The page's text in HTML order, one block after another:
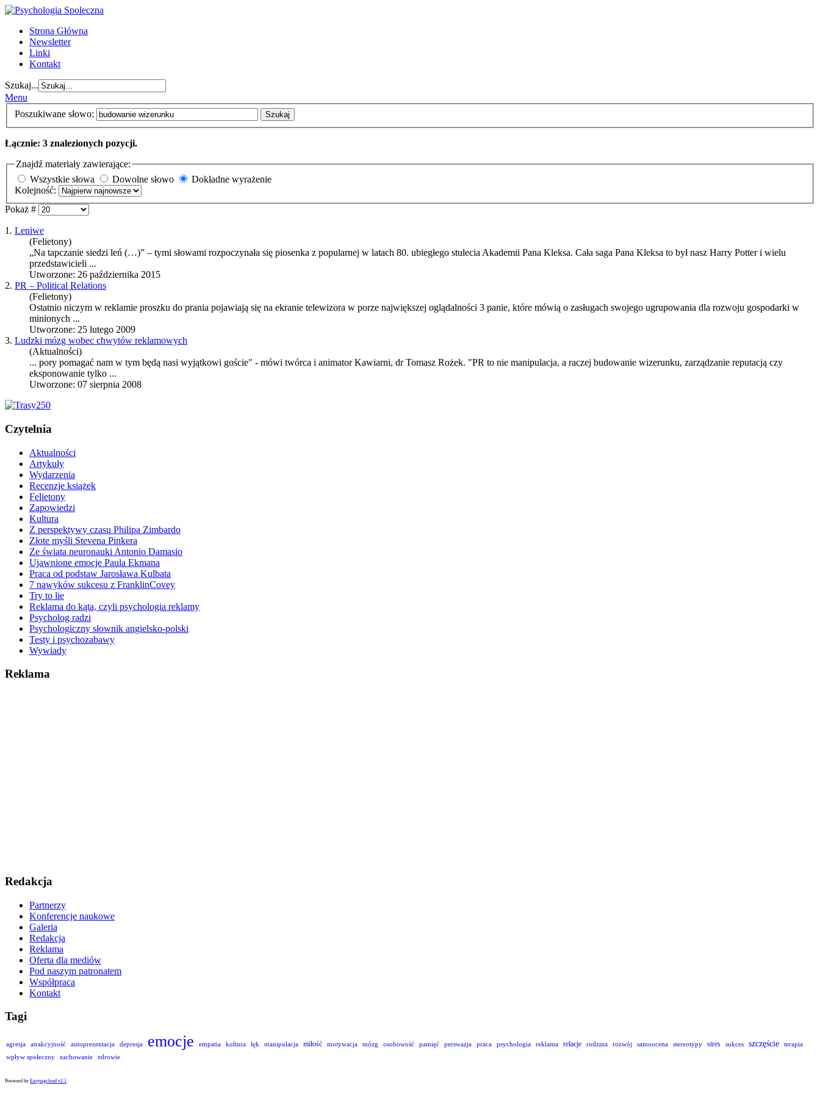
Strona Główna
Newsletter
Linki
Kontakt
Szukaj...
Menu
Poszukiwane słowo:
Szukaj
Łącznie: 3 znalezionych pozycji.
Znajdź materiały zawierające:
Wszystkie słowa
Dowolne słowo
Dokładne wyrażenie
Kolejność:
Pokaż #
1. Leniwe
(Felietony)
„Na tapczanie siedzi leń (…)” – tymi słowami rozpoczynała się piosenka z popularnej w latach 80. ubiegłego stulecia Akademii Pana Kleksa. Cała saga Pana Kleksa to był nasz Harry Potter i wielu
przedstawicieli ...
Utworzone: 26 października 2015
2. PR – Political Relations
(Felietony)
Ostatnio niczym w reklamie proszku do prania pojawiają się na ekranie telewizora w porze największej oglądalności 3 panie, które mówią o zasługach swojego ugrupowania dla rozwoju gospodarki w
minionych ...
Utworzone: 25 lutego 2009
3. Ludzki mózg wobec chwytów reklamowych
(Aktualności)
... pory pomagać nam w tym będą nasi wyjątkowi goście" - mówi twórca i animator Kawiarni, dr Tomasz Rożek. "PR to nie manipulacja, a raczej budowanie wizerunku, zarządzanie reputacją czy
eksponowanie tylko ...
Utworzone: 07 sierpnia 2008
Czytelnia
Aktualności
Artykuły
Wydarzenia
Recenzje książek
Felietony
Zapowiedzi
Kultura
Z perspektywy czasu Philipa Zimbardo
Złote myśli Stevena Pinkera
Ze świata neuronauki Antonio Damasio
Ujawnione emocje Paula Ekmana
Praca od podstaw Jarosława Kulbata
7 nawyków sukcesu z FranklinCovey
Try to lie
Reklama do kąta, czyli psychologia reklamy
Psycholog radzi
Psychologiczny słownik angielsko-polski
Testy i psychozabawy
Wywiady
Reklama
Redakcja
Partnerzy
Konferencje naukowe
Galeria
Redakcja
Reklama
Oferta dla mediów
Pod naszym patronatem
Współpraca
Kontakt
Tagi
agresja atrakcyjność autoprezentacja depresja emocje empatia kultura lęk manipulacja miłość motywacja mózg osobowość pamięć perswazja praca psychologia reklama relacje rodzina rozwój samoocena stereotypy stres sukces szczęście
terapia
wpływ społeczny
zachowanie zdrowie
Powered by Easytagcloud v2.1